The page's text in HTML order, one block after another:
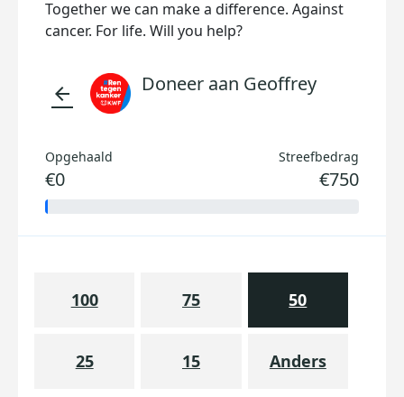
Together we can make a difference. Against
cancer. For life. Will you help?
arrow_back Doneer aan Geoffrey
Opgehaald
€0
Streefbedrag
€750
100 75 50
25 15 Anders